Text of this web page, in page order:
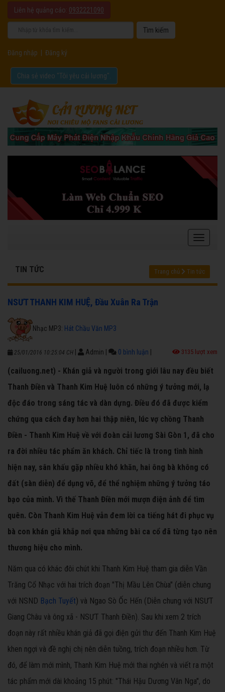
Liên hệ quảng cáo: 0932221090
Đăng nhập Đăng ký
Chia sẻ video "Tôi yêu cải lương".
TIN TỨC Trang chủ Tin tức
NSƯT THANH KIM HUỆ, Đầu Xuân Ra Trận
Nhạc MP3: Hát Chầu Văn MP3
25/01/2016 10:25:04 CH Admin 0 bình luận 3135 lượt xem
(cailuong.net) - Khán giả và người trong giới lâu nay đều biết
Thanh Điền và Thanh Kim Huệ luôn có những ý tưởng mới, lạ
độc đáo trong sáng tác và dàn dựng. Điều đó đã được kiểm
chứng qua cách đay hơn hai thập niên, lúc vợ chồng Thanh
Điền - Thanh Kim Huệ về với đoàn cải lương Sài Gòn 1, đã cho
ra đời nhiều tác phẩm ăn khách. Chỉ tiếc là trong tình hình
hiện nay, sân khấu gặp nhiều khó khăn, hai ông bà không có
đất (sàn diễn) để dụng võ, để thể nghiệm những ý tưởng táo
bạo của mình. Vì thế Thanh Điền mới mượn điện ảnh để tìm
quên. Còn Thanh Kim Huệ vẫn đem lời ca tiếng hát đi phục vụ
bà con khán giả khắp nơi qua những bài ca cổ đã từng tạo nên
thương hiệu cho mình.
Năm qua có khác đôi chút khi Thanh Kim Huệ tham gia diễn Vần
Trăng Cổ Nhạc với hai trích đoạn "Thị Mầu Lên Chùa" (diễn chung
với NSND Bạch Tuyết) và Ngao Sò Ốc Hến (Diễn chung với NSƯT
Giang Châu và ông xã - NSƯT Thanh Điền). Sau khi xem 2 trích
đoạn này rất nhiều khán giả đã gọi điện gửi thư đến Thanh Kim Huệ
khen ngợi và đề nghị chị nên diễn tuồng, trích đoạn nhiều hơn. Từ
đó, để làm mới mình, Thanh Kim Huệ mới thai nghén và viết ra một
tác phẩm mới dài khoảng 15 phút: "Thái Hậu Dương Vân Nga", do